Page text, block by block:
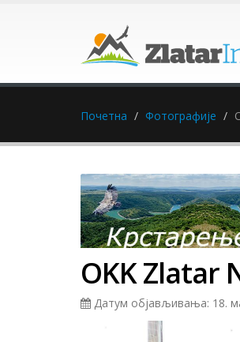
Почетна Фотографије
OKK Zlatar
Датум објављивања: 18.